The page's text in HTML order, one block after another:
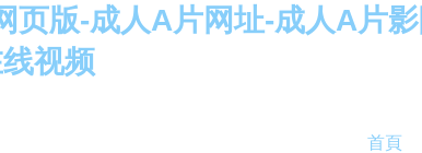
页版-成人A片网址-成人A片
视频
首頁